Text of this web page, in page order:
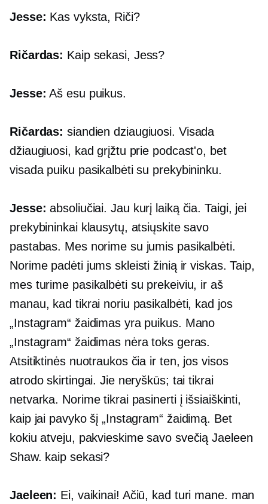
Jesse: Kas vyksta, Riči?
Ričardas: Kaip sekasi, Jess?
Jesse: Aš esu puikus.
Ričardas: siandien dziaugiuosi. Visada
džiaugiuosi, kad grįžtu prie podcast'o, bet
visada puiku pasikalbėti su prekybininku.
Jesse: absoliučiai. Jau kurį laiką čia. Taigi, jei
prekybininkai klausytų, atsiųskite savo
pastabas. Mes norime su jumis pasikalbėti.
Norime padėti jums skleisti žinią ir viskas. Taip,
mes turime pasikalbėti su prekeiviu, ir aš
manau, kad tikrai noriu pasikalbėti, kad jos
„Instagram“ žaidimas yra puikus. Mano
„Instagram“ žaidimas nėra toks geras.
Atsitiktinės nuotraukos čia ir ten, jos visos
atrodo skirtingai. Jie neryškūs; tai tikrai
netvarka. Norime tikrai pasinerti į išsiaiškinti,
kaip jai pavyko šį „Instagram“ žaidimą. Bet
kokiu atveju, pakvieskime savo svečią Jaeleen
Shaw. kaip sekasi?
Jaeleen: Ei, vaikinai! Ačiū, kad turi mane. man